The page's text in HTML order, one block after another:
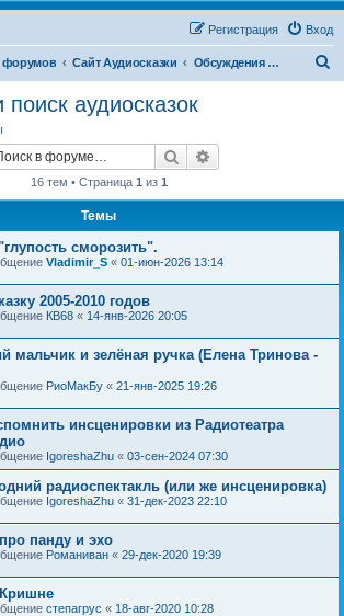
Вход
Регистрация
форумов Сайт Аудиосказки Обсуждения и поиск аудиосказок
аудиосказок
Поиск
16 тем • Страница 1 из 1
Темы
сморозить".
Vladimir_S « 01-июн-2026 13:14
2005-2010 годов
КВ68 « 14-янв-2026 20:05
мальчик и зелёная ручка (Елена Тринова -
РиоМакБу « 21-янв-2025 19:26
инсценировки из Радиотеатра
IgoreshaZhu « 03-сен-2024 07:30
радиоспектакль (или же инсценировка)
IgoreshaZhu « 31-дек-2023 22:10
панду и эхо
Романиван « 29-дек-2020 19:39
степагрус « 18-авг-2020 10:28